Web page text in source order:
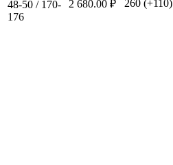
48-50 / 170-
176
2 680.00 ₽ 260 (+110)